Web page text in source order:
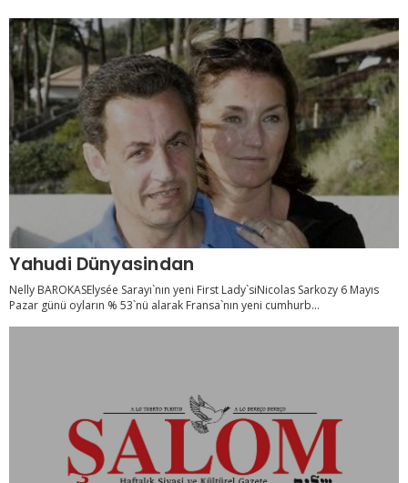
Yahudi Dünyasindan
Nelly BAROKASElysée Sarayı`nın yeni First Lady`siNicolas Sarkozy 6 Mayıs
Pazar günü oyların % 53`nü alarak Fransa`nın yeni cumhurb...